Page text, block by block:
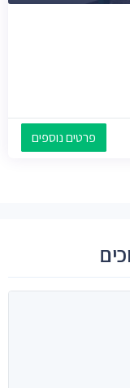
פרטים נוספים